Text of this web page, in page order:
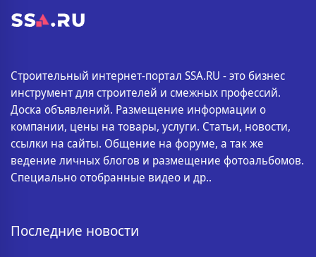
Строительный интернет-портал SSA.RU - это бизнес
инструмент для строителей и смежных профессий.
Доска объявлений. Размещение информации о
компании, цены на товары, услуги. Статьи, новости,
ссылки на сайты. Общение на форуме, а так же
ведение личных блогов и размещение фотоальбомов.
Специально отобранные видео и др..
Последние новости